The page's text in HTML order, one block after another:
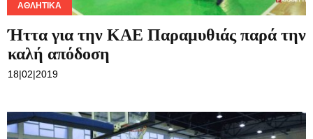
ΑΘΛΗΤΙΚΆ
Ήττα για την ΚΑΕ Παραμυθιάς παρά την
καλή απόδοση
18|02|2019